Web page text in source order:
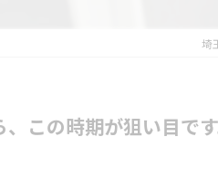
埼
この時期が狙い目です